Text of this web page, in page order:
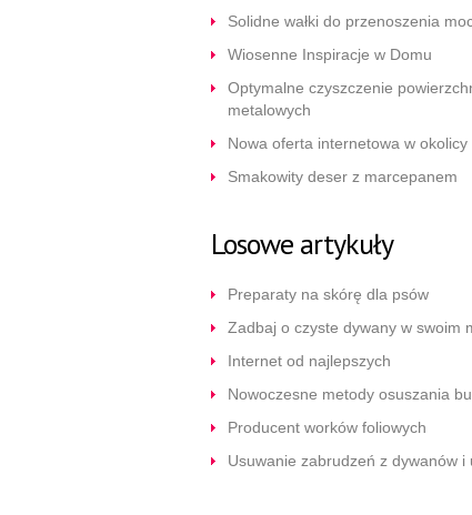
Solidne wałki do przenoszenia
Wiosenne Inspiracje w Domu
Optymalne czyszczenie
metalowych
Nowa oferta internetowa w okolicy
Smakowity deser z marcepanem
Losowe artykuły
Preparaty na skórę dla psów
Zadbaj o czyste dywany w swoim
Internet od najlepszych
Nowoczesne metody osuszania
Producent worków foliowych
Usuwanie zabrudzeń z dywanów i